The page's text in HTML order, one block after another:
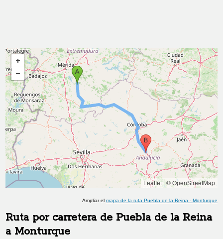
Leaflet| © OpenStreetMap
Ampliar el mapa de la ruta Puebla de la Reina - Monturque
Ruta por carretera de Puebla de la Reina
a Monturque